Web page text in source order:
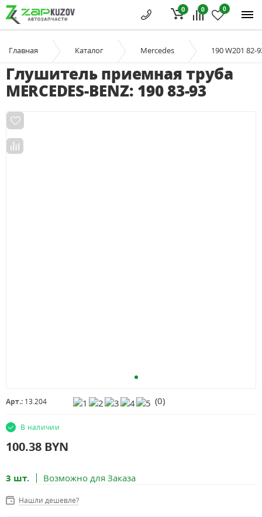
0 0
0
Главная Каталог Mercedes 190 W201 82-
Глушитель приемная труба
MERCEDES-BENZ: 190 83-93
Арт.: 13.204 (0)
В наличии
100.38 BYN
3 шт. Возможно для Заказа
Нашли дешевле?